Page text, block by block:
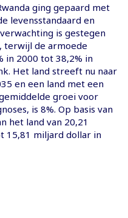
ging gepaard met
levensstandaard en
is gestegen
terwijl de armoede
in 2000 tot 38,2% in
Het land streeft nu naar
en een land met een
groei voor
is 8%. Op basis van
het land van 20,21
15,81 miljard dollar in